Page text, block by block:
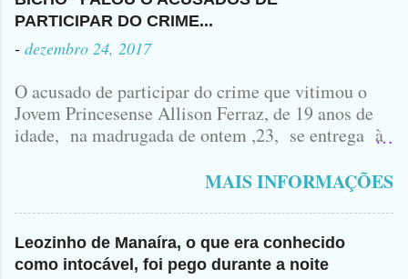
PARTICIPAR DO CRIME...
- dezembro 24, 2017
O acusado de participar do crime que vitimou o
Jovem Princesense Allison Ferraz, de 19 anos de
idade, na madrugada de ontem ,23, se entrega à
vulgo ( CORRÓ ) falou como tudo aconteceu ...
MAIS INFORMAÇÕES
Leozinho de Manaíra, o que era conhecido
como intocável, foi pego durante a noite